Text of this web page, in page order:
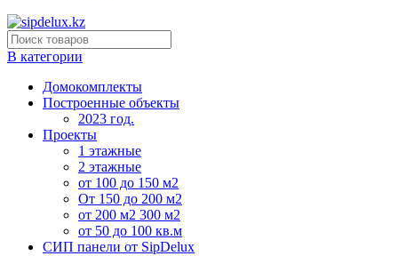
В категории
Домокомплекты
Построенные объекты
2023 год.
Проекты
1 этажные
2 этажные
от 100 до 150 м2
От 150 до 200 м2
от 200 м2 300 м2
от 50 до 100 кв.м
СИП панели от SipDelux